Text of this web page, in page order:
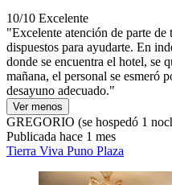
10/10 Excelente
"Excelente atención de parte de
dispuestos para ayudarte. En
donde se encuentra el hotel, se
mañana, el personal se esmeró
desayuno adecuado."
Ver menos
GREGORIO (se hospedó 1
Publicada hace 1 mes
Tierra Viva Puno Plaza